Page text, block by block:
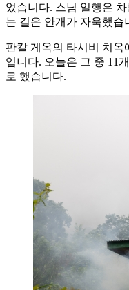
었습니다. 스님 일행은
는 길은 안개가 자욱했습
판칼 게옥의 타시비 치옥
입니다. 오늘은 그 중 11
로 했습니다.